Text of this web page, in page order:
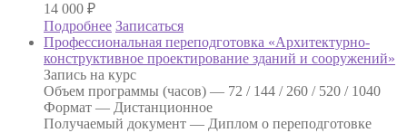
14 000 ₽
Подробнее Записаться
Профессиональная переподготовка «Архитектурно-
конструктивное проектирование зданий и сооружений»
Запись на курс
Объем программы (часов) — 72 / 144 / 260 / 520 / 1040
Формат — Дистанционное
Получаемый документ — Диплом о переподготовке